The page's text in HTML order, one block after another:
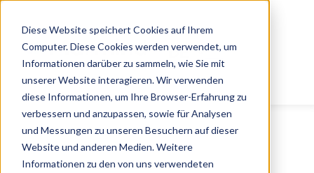
Diese Website speichert Cookies auf Ihrem
Computer. Diese Cookies werden verwendet, um
Informationen darüber zu sammeln, wie Sie mit
unserer Website interagieren. Wir verwenden
diese Informationen, um Ihre Browser-Erfahrung zu
verbessern und anzupassen, sowie für Analysen
und Messungen zu unseren Besuchern auf dieser
Website und anderen Medien. Weitere
Informationen zu den von uns verwendeten
DE